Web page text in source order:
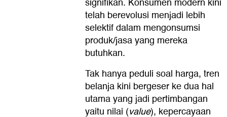
telah berevolusi menjadi lebih
selektif dalam mengonsumsi
produk/jasa yang mereka
butuhkan.
Tak hanya peduli soal harga, tren
belanja kini bergeser ke dua hal
utama yang jadi pertimbangan
yaitu nilai (value), kepercayaan